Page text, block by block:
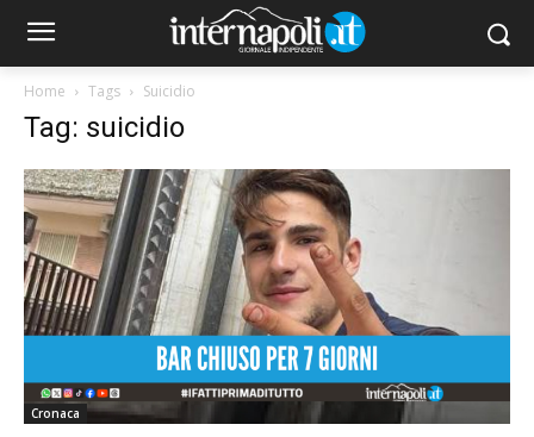
Home Tags Suicidio
Tag: suicidio
Cronaca